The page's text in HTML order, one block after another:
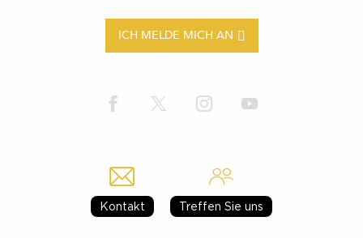
ICH MELDE MICH AN
Kontakt Treffen Sie uns